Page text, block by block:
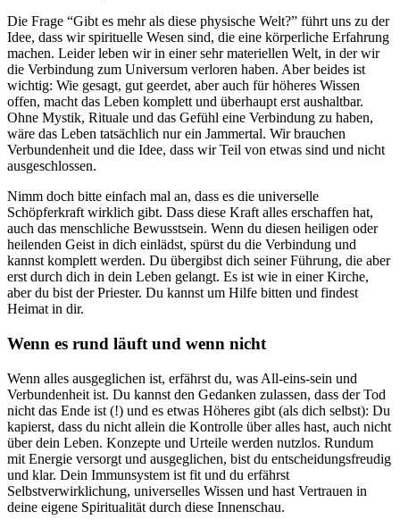
Die Frage “Gibt es mehr als diese physische Welt?” führt uns zu der
Idee, dass wir spirituelle Wesen sind, die eine körperliche Erfahrung
machen. Leider leben wir in einer sehr materiellen Welt, in der wir
die Verbindung zum Universum verloren haben. Aber beides ist
wichtig: Wie gesagt, gut geerdet, aber auch für höheres Wissen
offen, macht das Leben komplett und überhaupt erst aushaltbar.
Ohne Mystik, Rituale und das Gefühl eine Verbindung zu haben,
wäre das Leben tatsächlich nur ein Jammertal. Wir brauchen
Verbundenheit und die Idee, dass wir Teil von etwas sind und nicht
ausgeschlossen.
Nimm doch bitte einfach mal an, dass es die universelle
Schöpferkraft wirklich gibt. Dass diese Kraft alles erschaffen hat,
auch das menschliche Bewusstsein. Wenn du diesen heiligen oder
heilenden Geist in dich einlädst, spürst du die Verbindung und
kannst komplett werden. Du übergibst dich seiner Führung, die aber
erst durch dich in dein Leben gelangt. Es ist wie in einer Kirche,
aber du bist der Priester. Du kannst um Hilfe bitten und findest
Heimat in dir.
Wenn es rund läuft und wenn nicht
Wenn alles ausgeglichen ist, erfährst du, was All-eins-sein und
Verbundenheit ist. Du kannst den Gedanken zulassen, dass der Tod
nicht das Ende ist (!) und es etwas Höheres gibt (als dich selbst): Du
kapierst, dass du nicht allein die Kontrolle über alles hast, auch nicht
über dein Leben. Konzepte und Urteile werden nutzlos. Rundum
mit Energie versorgt und ausgeglichen, bist du entscheidungsfreudig
und klar. Dein Immunsystem ist fit und du erfährst
Selbstverwirklichung, universelles Wissen und hast Vertrauen in
deine eigene Spiritualität durch diese Innenschau.